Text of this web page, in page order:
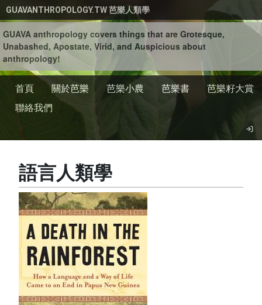
移至主內容
GUAVANTHROPOLOGY.TW 芭樂人類學
GUAVA anthropology covers things that are Grotesque,
Unabashed, Apostate, Virid, and Auspicious about
anthropology!
首頁 關於芭樂 芭樂小農 芭樂書
芭樂籽大賞
聯絡我們
語言人類學